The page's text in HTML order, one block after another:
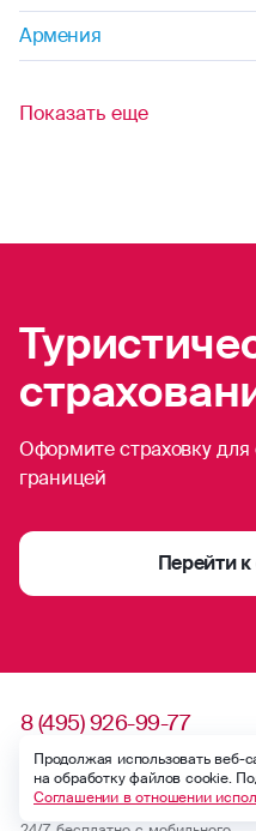
Армения
Показать еще
Оформите страховку
границей
Перейти
8 (495) 926-99-77
0530
Продолжая использовать веб-
на обработку файлов cookie.
Соглашении в отношении